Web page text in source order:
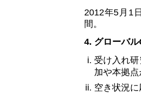
2012年5月1
間。
4. グローバ
受け入れ
加や本拠
空き状況